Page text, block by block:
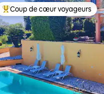
Coups de cœur voyageurs les
Coup de cœur voyageurs